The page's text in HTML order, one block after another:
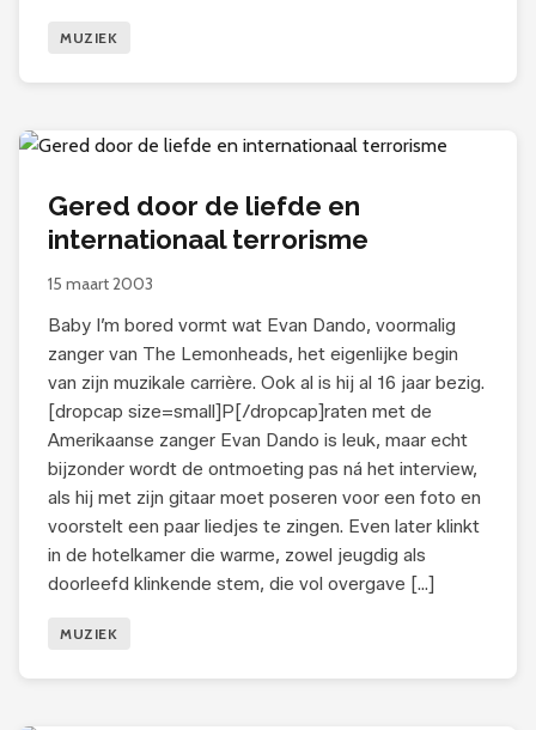
MUZIEK
Gered door de liefde en
internationaal terrorisme
15 maart 2003
Baby I’m bored vormt wat Evan Dando, voormalig
zanger van The Lemonheads, het eigenlijke begin
van zijn muzikale carrière. Ook al is hij al 16 jaar bezig.
[dropcap size=small]P[/dropcap]raten met de
Amerikaanse zanger Evan Dando is leuk, maar echt
bijzonder wordt de ontmoeting pas ná het interview,
als hij met zijn gitaar moet poseren voor een foto en
voorstelt een paar liedjes te zingen. Even later klinkt
in de hotelkamer die warme, zowel jeugdig als
doorleefd klinkende stem, die vol overgave […]
MUZIEK